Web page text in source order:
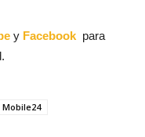
y Facebook para
Mobile24